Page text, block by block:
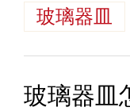
玻璃器皿
玻璃器皿